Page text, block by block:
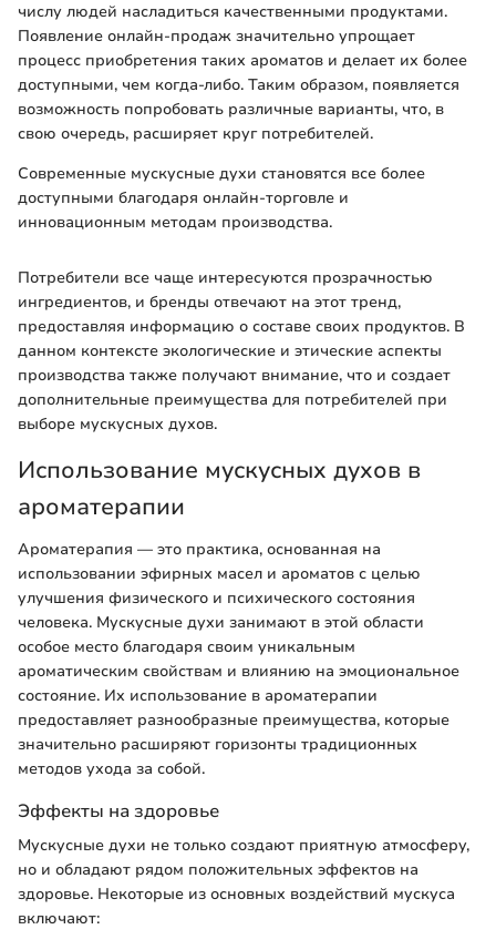
числу людей насладиться качественными продуктами.
Появление онлайн-продаж значительно упрощает
процесс приобретения таких ароматов и делает их более
доступными, чем когда-либо. Таким образом, появляется
возможность попробовать различные варианты, что, в
свою очередь, расширяет круг потребителей.
Современные мускусные духи становятся все более
доступными благодаря онлайн-торговле и
инновационным методам производства.
Потребители все чаще интересуются прозрачностью
ингредиентов, и бренды отвечают на этот тренд,
предоставляя информацию о составе своих продуктов. В
данном контексте экологические и этические аспекты
производства также получают внимание, что и создает
дополнительные преимущества для потребителей при
выборе мускусных духов.
Использование мускусных духов в
ароматерапии
Ароматерапия — это практика, основанная на
использовании эфирных масел и ароматов с целью
улучшения физического и психического состояния
человека. Мускусные духи занимают в этой области
особое место благодаря своим уникальным
ароматическим свойствам и влиянию на эмоциональное
состояние. Их использование в ароматерапии
предоставляет разнообразные преимущества, которые
значительно расширяют горизонты традиционных
методов ухода за собой.
Эффекты на здоровье
Мускусные духи не только создают приятную атмосферу,
но и обладают рядом положительных эффектов на
здоровье. Некоторые из основных воздействий мускуса
включают: